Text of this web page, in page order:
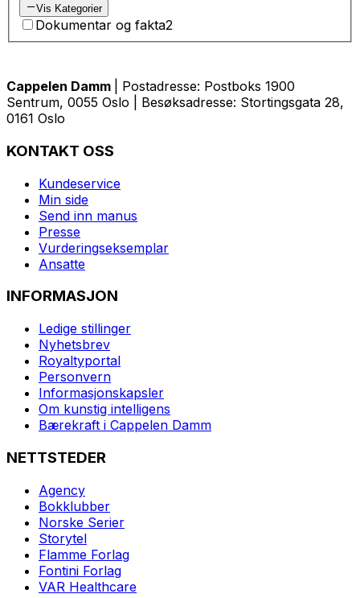
Vis Kategorier
Dokumentar og fakta2
Cappelen Damm
| Postadresse: Postboks 1900
Sentrum, 0055 Oslo | Besøksadresse: Stortingsgata 28,
0161 Oslo
KONTAKT OSS
Kundeservice
Min side
Send inn manus
Presse
Vurderingseksemplar
Ansatte
INFORMASJON
Ledige stillinger
Nyhetsbrev
Royaltyportal
Personvern
Informasjonskapsler
Om kunstig intelligens
Bærekraft i Cappelen Damm
NETTSTEDER
Agency
Bokklubber
Norske Serier
Storytel
Flamme Forlag
Fontini Forlag
VAR Healthcare